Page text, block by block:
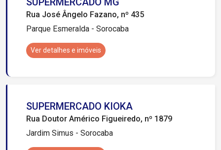
Rua José Ângelo Fazano, nº 435
Parque Esmeralda - Sorocaba
Ver detalhes e imóveis
SUPERMERCADO KIOKA
Rua Doutor Américo Figueiredo, nº 1879
Jardim Simus - Sorocaba